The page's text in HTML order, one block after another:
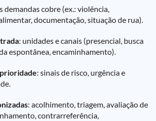
demandas cobre (ex.: violência,
documentação, situação de rua).
: unidades e canais (presencial, busca
espontânea, encaminhamento).
: sinais de risco, urgência e
: acolhimento, triagem, avaliação de
contrarreferência,